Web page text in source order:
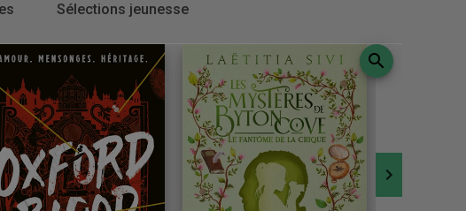
Sélections jeunesse
search